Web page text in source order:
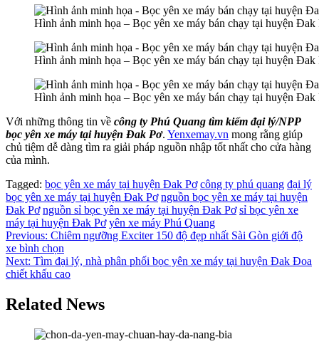
Hình ảnh minh họa – Bọc yên xe máy bán chạy tại huyện Đak
Hình ảnh minh họa – Bọc yên xe máy bán chạy tại huyện Đak
Hình ảnh minh họa – Bọc yên xe máy bán chạy tại huyện Đak
Với những thông tin về công ty Phú Quang tìm kiếm đại lý/NPP
bọc yên xe máy tại huyện Đak Pơ. Yenxemay.vn mong rằng giúp
chủ tiệm dễ dàng tìm ra giải pháp nguồn nhập tốt nhất cho cửa hàng
của mình.
Tagged: bọc yên xe máy tại huyện Đak Pơ công ty phú quang đại lý
bọc yên xe máy tại huyện Đak Pơ nguồn bọc yên xe máy tại huyện
Đak Pơ nguồn sỉ bọc yên xe máy tại huyện Đak Pơ sỉ bọc yên xe
máy tại huyện Đak Pơ yên xe máy Phú Quang
Điều
hướng
bài
viết
Previous: Chiêm ngưỡng Exciter 150 độ đẹp nhất Sài Gòn giới độ
xe bình chọn
Next: Tìm đại lý, nhà phân phối bọc yên xe máy tại huyện Đak Đoa
chiết khấu cao
Related News